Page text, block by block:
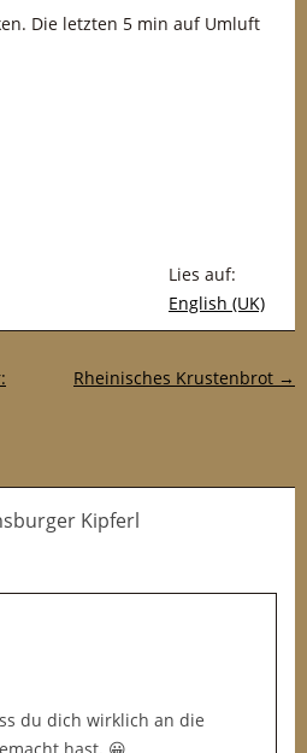
Die letzten 5 min auf Umluft
Lies auf:
English (UK)
Rheinisches Krustenbrot →
Kipferl
du dich wirklich an die